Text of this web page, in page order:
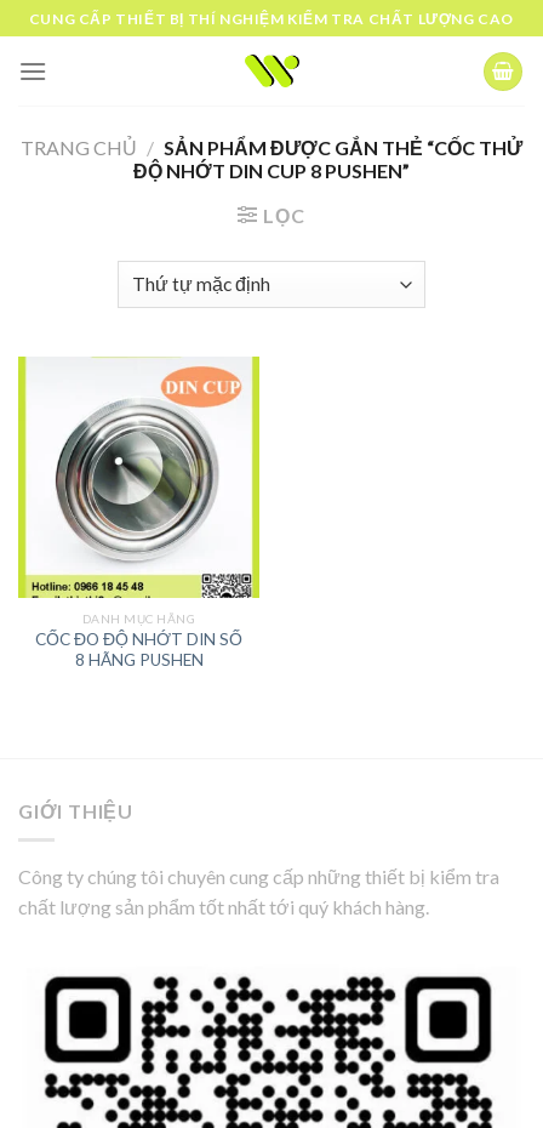
Skip
to
content
CUNG CẤP THIẾT BỊ THÍ NGHIỆM KIỂM TRA CHẤT LƯỢNG CAO
TRANG CHỦ / SẢN PHẨM ĐƯỢC GẮN THẺ “CỐC THỬ
ĐỘ NHỚT DIN CUP 8 PUSHEN”
LỌC
DANH MỤC HÃNG
CỐC ĐO ĐỘ NHỚT DIN SỐ
8 HÃNG PUSHEN
GIỚI THIỆU
Công ty chúng tôi chuyên cung cấp những thiết bị kiểm tra
chất lượng sản phẩm tốt nhất tới quý khách hàng.